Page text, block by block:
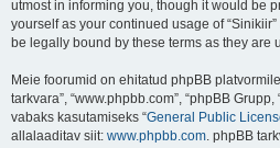
utmost in informing you, though it would be
yourself as your continued usage of
be legally bound by these terms as they are
Meie foorumid on ehitatud phpBB
tarkvara”, “www.phpbb.com”, “phpBB
vabaks kasutamiseks “General Public
allalaaditav siit: www.phpbb.com. phpBB